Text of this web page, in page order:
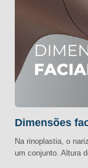
Dimensões
Na rinoplastia, o
um conjunto. Altura